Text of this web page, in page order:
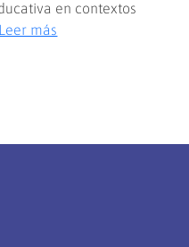
en contextos
Leer más